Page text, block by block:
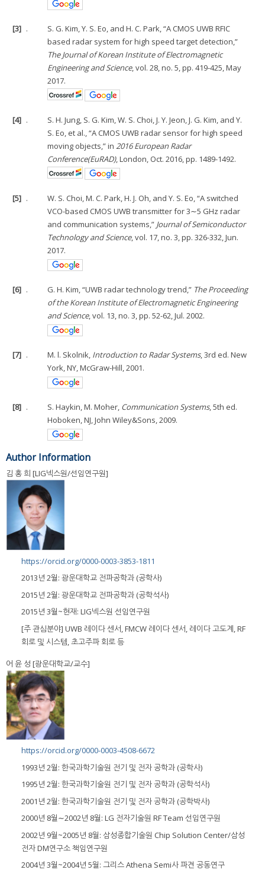
[3] .
S. G. Kim, Y. S. Eo, and H. C. Park, “A CMOS UWB RFIC
based radar system for high speed target detection,”
The Journal of Korean Institute of Electromagnetic
Engineering and Science, vol. 28, no. 5, pp. 419-425, May
2017.
[4] .
S. H. Jung, S. G. Kim, W. S. Choi, J. Y. Jeon, J. G. Kim, and Y.
S. Eo, et al., “A CMOS UWB radar sensor for high speed
moving objects,” in 2016 European Radar
Conference(EuRAD), London, Oct. 2016, pp. 1489-1492.
[5] .
W. S. Choi, M. C. Park, H. J. Oh, and Y. S. Eo, “A switched
VCO-based CMOS UWB transmitter for 3∼5 GHz radar
and communication systems,” Journal of Semiconductor
Technology and Science, vol. 17, no. 3, pp. 326-332, Jun.
2017.
[6] . G. H. Kim, “UWB radar technology trend,” The Proceeding
of the Korean Institute of Electromagnetic Engineering
and Science, vol. 13, no. 3, pp. 52-62, Jul. 2002.
[7] . M. l. Skolnik, Introduction to Radar Systems, 3rd ed. New
York, NY, McGraw-Hill, 2001.
[8] . S. Haykin, M. Moher, Communication Systems, 5th ed.
Hoboken, NJ, John Wiley&Sons, 2009.
Author Information
김 홍 희 [LIG넥스원/선임연구원]
https://orcid.org/0000-0003-3853-1811
2013년 2월: 광운대학교 전파공학과 (공학사)
2015년 2월: 광운대학교 전파공학과 (공학석사)
2015년 3월~현재: LIG넥스원 선임연구원
[주 관심분야] UWB 레이다 센서, FMCW 레이다 센서, 레이다 고도계, RF
회로 및 시스템, 초고주파 회로 등
어 윤 성 [광운대학교/교수]
https://orcid.org/0000-0003-4508-6672
1993년 2월: 한국과학기술원 전기 및 전자 공학과 (공학사)
1995년 2월: 한국과학기술원 전기 및 전자 공학과 (공학석사)
2001년 2월: 한국과학기술원 전기 및 전자 공학과 (공학박사)
2000년 8월∼2002년 8월: LG 전자기술원 RF Team 선임연구원
2002년 9월~2005년 8월: 삼성종합기술원 Chip Solution Center/삼성
전자 DM연구소 책임연구원
2004년 3월~2004년 5월: 그리스 Athena Semi사 파견 공동연구